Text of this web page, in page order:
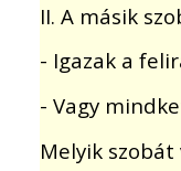
II. A másik
- Igazak a
- Vagy
Melyik szobát